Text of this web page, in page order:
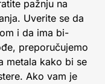
pažnju na
Uverite se da
i da ima bi-
preporučujemo
metala kako bi se
Ako vam je